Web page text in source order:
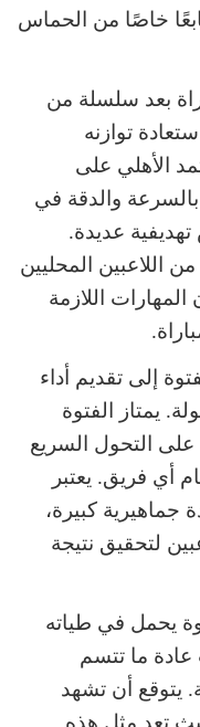
خاصًا من الحماس
بعد سلسلة من
توازنه
الأهلي على
والدقة في
عديدة.
اللاعبين المحليين
المهارات اللازمة
إلى تقديم أداء
يمتاز الفتوة
على التحول السريع
أي فريق. يعتبر
جماهيرية كبيرة،
لتحقيق نتيجة
يحمل في طياته
عادة ما تتسم
يتوقع أن تشهد
تعد مثل هذه